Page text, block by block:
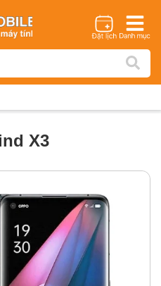
Oppo Xiaomi Realme Vivo
lưng Thay vỏ Thay chân sạc
Thay main Unlock - Mở Khoá
Màn hình Samsung
X3